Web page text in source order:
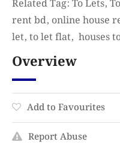
Related Tag: To Lets,
rent bd, online house
let, to let flat, houses
Overview
Add to Favourites
Report Abuse